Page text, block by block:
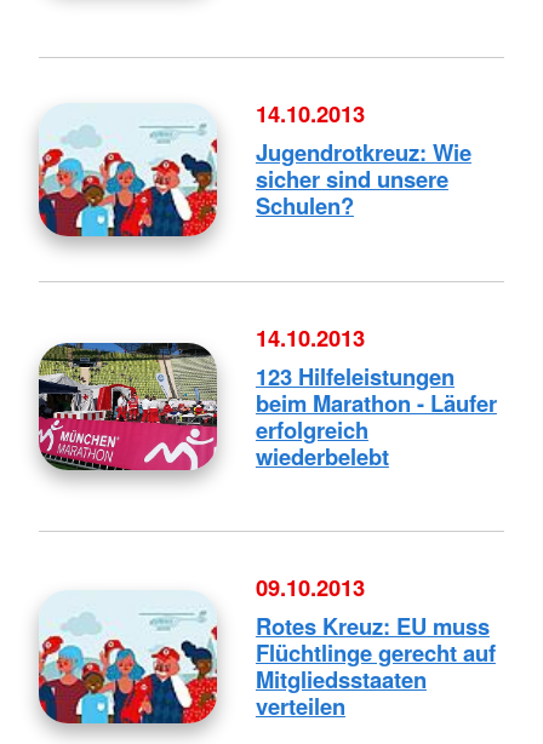
14.10.2013
Jugendrotkreuz: Wie
sicher sind unsere
Schulen?
14.10.2013
123 Hilfeleistungen
beim Marathon - Läufer
erfolgreich
wiederbelebt
09.10.2013
Rotes Kreuz: EU muss
Flüchtlinge gerecht auf
Mitgliedsstaaten
verteilen